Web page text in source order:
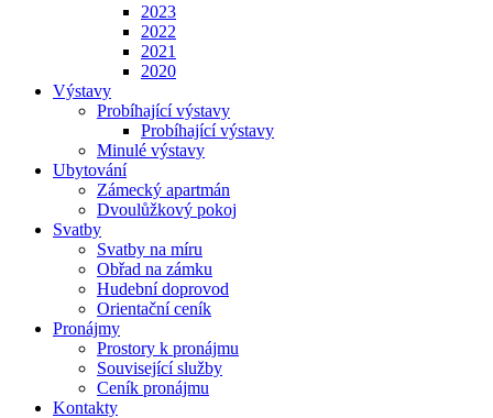
2023
2022
2021
2020
Výstavy
Probíhající výstavy
Probíhající výstavy
Minulé výstavy
Ubytování
Zámecký apartmán
Dvoulůžkový pokoj
Svatby
Svatby na míru
Obřad na zámku
Hudební doprovod
Orientační ceník
Pronájmy
Prostory k pronájmu
Související služby
Ceník pronájmu
Kontakty